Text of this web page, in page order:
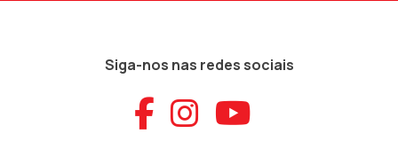
Siga-nos nas redes sociais
Aceder ao
Aceder ao
Aceder